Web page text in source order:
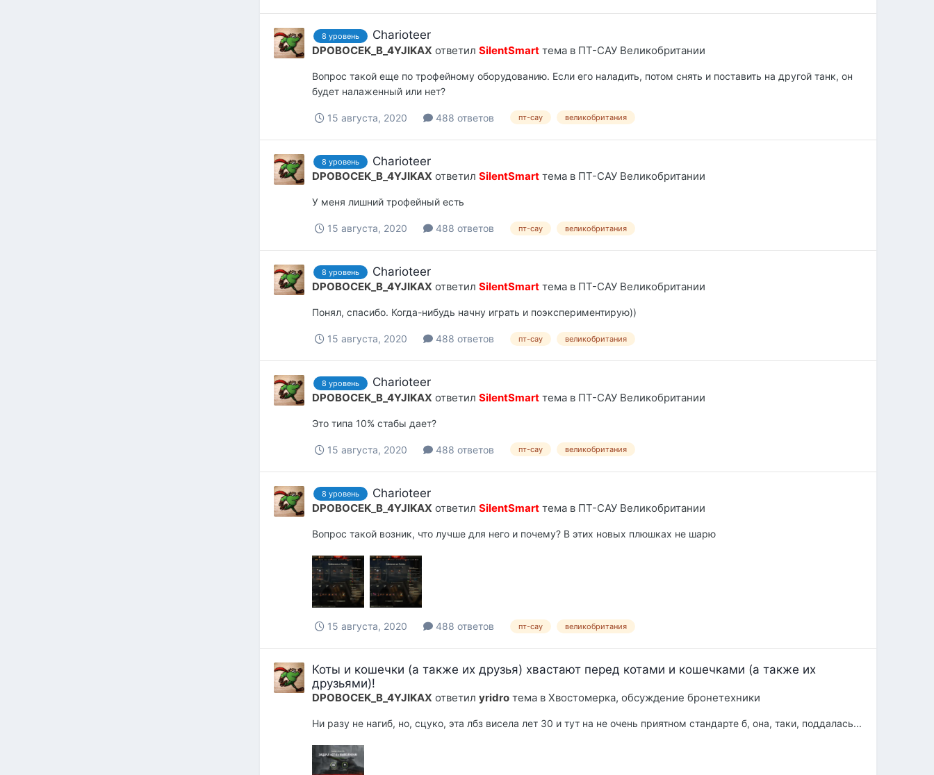
8 уровень Charioteer
DPOBOCEK_B_4YJIKAX ответилSilentSmart тема в ПТ-САУ Великобритании
Вопрос такой еще по трофейному оборудованию. Если его наладить, потом снять и поставить на другой танк, он
будет налаженный или нет?
15 августа, 2020 488 ответов пт-сау великобритания
8 уровень Charioteer
DPOBOCEK_B_4YJIKAX ответилSilentSmart тема в ПТ-САУ Великобритании
У меня лишний трофейный есть
15 августа, 2020 488 ответов пт-сау великобритания
8 уровень Charioteer
DPOBOCEK_B_4YJIKAX ответилSilentSmart тема в ПТ-САУ Великобритании
Понял, спасибо. Когда-нибудь начну играть и поэкспериментирую))
15 августа, 2020 488 ответов пт-сау великобритания
8 уровень Charioteer
DPOBOCEK_B_4YJIKAX ответилSilentSmart тема в ПТ-САУ Великобритании
Это типа 10% стабы дает?
15 августа, 2020 488 ответов пт-сау великобритания
8 уровень Charioteer
DPOBOCEK_B_4YJIKAX ответилSilentSmart тема в ПТ-САУ Великобритании
Вопрос такой возник, что лучше для него и почему? В этих новых плюшках не шарю
15 августа, 2020 488 ответов пт-сау великобритания
Коты и кошечки (а также их друзья) хвастают перед котами и кошечками (а также их
друзьями)!
DPOBOCEK_B_4YJIKAX ответилyridro тема вХвостомерка, обсуждение бронетехники
Ни разу не нагиб, но, сцуко, эта лбз висела лет 30 и тут на не очень приятном стандарте б, она, таки, поддалась...